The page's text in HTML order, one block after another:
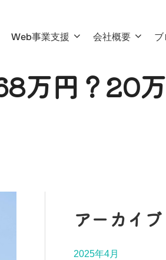
Web事業支援 会社概要
万円？20
アーカイブ
2025年4月